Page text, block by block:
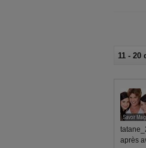
11 - 20
après